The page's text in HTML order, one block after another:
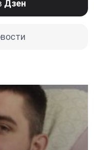
Дзен